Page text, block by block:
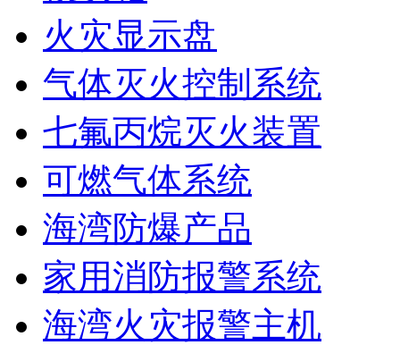
火灾显示盘
气体灭火控制系统
七氟丙烷灭火装置
可燃气体系统
海湾防爆产品
家用消防报警系统
海湾火灾报警主机